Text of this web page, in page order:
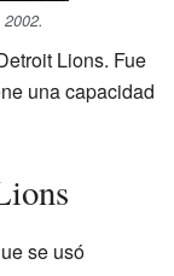
Lions. Fue
una capacidad
se usó